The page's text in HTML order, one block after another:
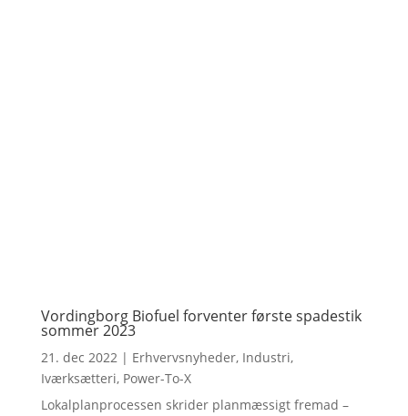
Vordingborg Biofuel forventer første spadestik
sommer 2023
21. dec 2022| Erhvervsnyheder, Industri,
Iværksætteri, Power-To-X
Lokalplanprocessen skrider planmæssigt fremad –